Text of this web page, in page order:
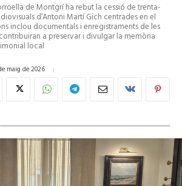
de Montgrí ha rebut la cessió de trenta-
d’Antoni Martí Gich centrades en el
inclou documentals i enregistraments de les
a preservar i divulgar la memòria
local
maig de 2026